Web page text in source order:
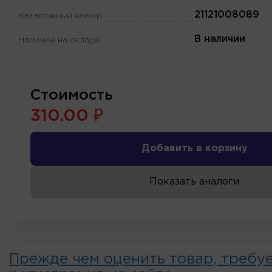
Каталожный номер 21121008089
Наличие на складе В наличии
Стоимость
310.00 ₽
Добавить в корзину
Показать аналоги
Прежде чем оценить товар,